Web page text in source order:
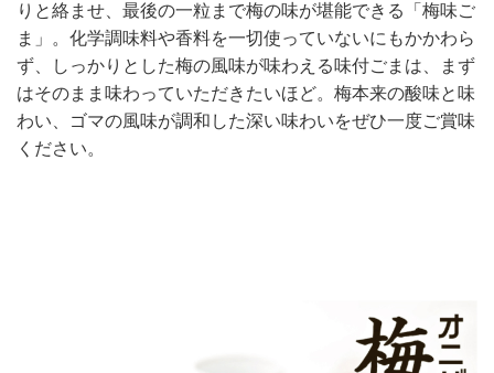
りと絡ませ、最後の一粒まで梅の味が堪能できる「梅味ご
ま」。化学調味料や香料を一切使っていないにもかかわら
ず、しっかりとした梅の風味が味わえる味付ごまは、まず
はそのまま味わっていただきたいほど。梅本来の酸味と味
わい、ゴマの風味が調和した深い味わいをぜひ一度ご賞味
ください。